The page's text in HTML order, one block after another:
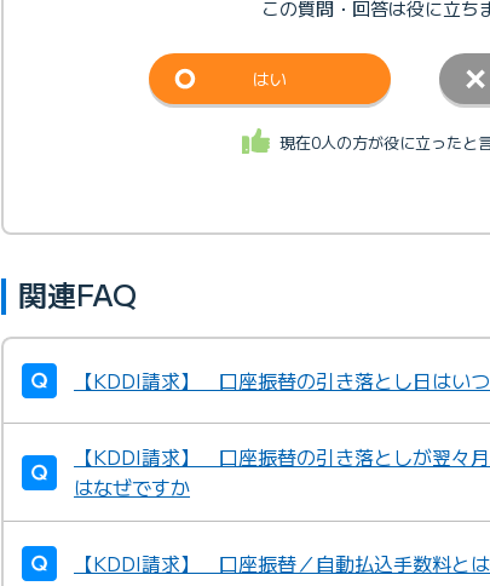
この質問・回答は役に立ち
はい
現在0人の方が役に立ったと
関連FAQ
【KDDI請求】 口座振替の引き落とし日はい
【KDDI請求】 口座振替の引き落としが翌々
はなぜですか
【KDDI請求】 口座振替／自動払込手数料と